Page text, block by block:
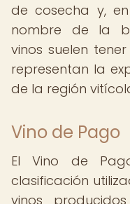
de cosecha y,
nombre de la
vinos suelen
representan la
de la región
Vino de Pago
El Vino de
clasificación
vinos